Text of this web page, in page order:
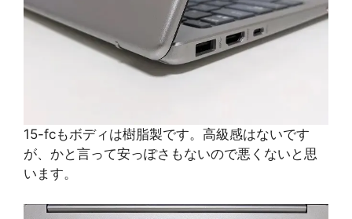
15-fcもボディは樹脂製です。高級感はないです
が、かと言って安っぽさもないので悪くないと思
います。